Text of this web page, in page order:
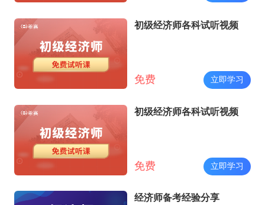
初级经济师各科试听视频
免费 立即学习
初级经济师各科试听视频
免费 立即学习
经济师备考经验分享